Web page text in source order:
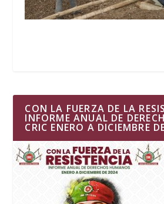
CON LA FUERZA DE LA
INFORME ANUAL DE
CRIC ENERO A DICIEMBRE